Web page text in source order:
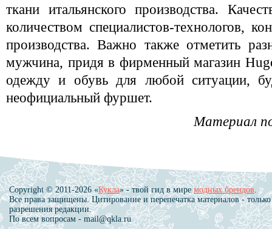
ткани итальянского производства.
количеством специалистов-технологов,
производства. Важно также отметить
мужчина, придя в фирменный магазин
одежду и обувь для любой ситуации,
неофициальный фуршет.
Материал
Copyright © 2011-2026 «Кукла» - твой гид в миремодных брендов
Все права защищены. Цитирование и перепечатка материалов - только
разрешения редакции.
По всем вопросам - mail@qkla.ru